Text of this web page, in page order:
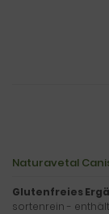
Naturavetal
Glutenfreies
sortenrein -